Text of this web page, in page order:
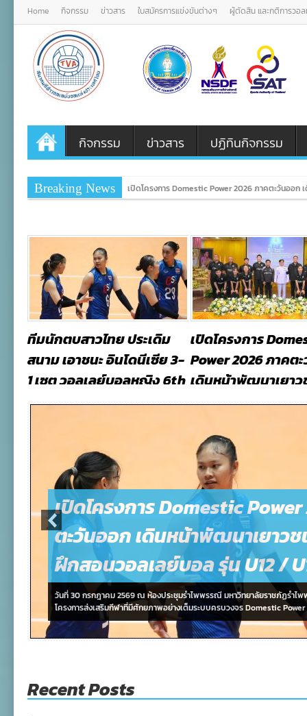
Home กิจกรรม ข่าวสาร ใบสมัครการแข่งขันต่างๆ ผู้ตัดสิน และกติการวอ
กิจกรรม ข่าวสาร ปฏิทินกิจกรรม
Breaking News เปิดโครงการ Domestic Power 2026 ภาคตะวันออก
ทีมนักตบสาวไทย ประเดิม
สนาม เอาชนะ อินโดนีเซีย 3-
1 เซต วอลเลย์บอลหญิง 6th
SEA V Cup 2026 เลกแรก ที่
August 1, 2026, by Usxx
เปิดโครงการ
Power 2026 ภาคต
เดินหน้าพัฒนาเยาว
ฝึกสอนวอลเลย์บอล
July 31, 2026, by
เปิดโครงการ Domestic
ตะวันออก เดินหน้าพัฒนาเยาว
ฝึกสอนวอลเลย์บอล รุ่น U12 /
วันที่ 30 กรกฎาคม 2569 ณ ห้องประชุมรำไพพรรณี มหาวิทยาลัยราชภัฏรำ
โครงการส่งเสริมกีฬาที่มีศักยภาพอย่างเต็มระบบครบวงจร Domestic Power
Recent Posts